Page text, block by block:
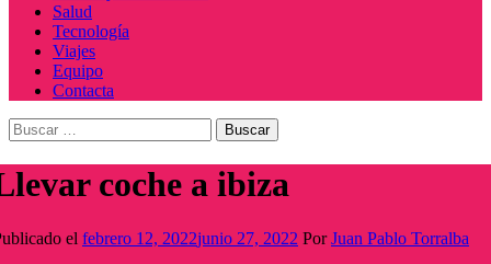
Salud
Tecnología
Viajes
Equipo
Contacta
Buscar:
coche a ibiza
el febrero 12, 2022junio 27, 2022 PorJuan Pablo Torralba